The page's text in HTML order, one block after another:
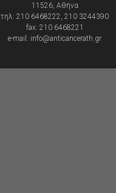
11526, Αθήνα
τηλ: 210 6468222, 210 3244390
fax: 210 6468221
e-mail: info@anticancerath.gr